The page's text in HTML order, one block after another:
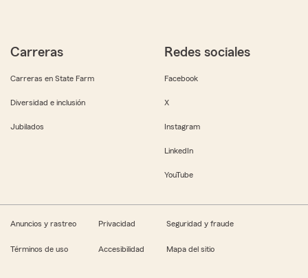
Carreras
Carreras en State Farm
Diversidad e inclusión
Jubilados
Redes sociales
Facebook
X
Instagram
LinkedIn
YouTube
Anuncios y rastreo Privacidad Seguridad y fraude
Términos de uso Accesibilidad Mapa del sitio